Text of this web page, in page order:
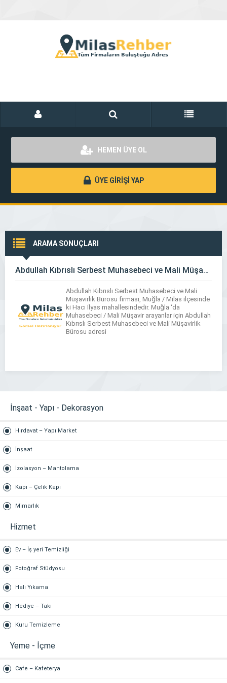
HEMEN ÜYE OL
ÜYE GİRİŞİ YAP
ARAMA SONUÇLARI
Abdullah Kıbrıslı Serbest Muhasebeci ve Mali Müşavirlik Bürosu
Abdullah Kıbrıslı Serbest Muhasebeci ve Mali
Müşavirlik Bürosu firması, Muğla / Milas ilçesinde
ki Hacı İlyas mahallesindedir. Muğla ‘da
Muhasebeci / Mali Müşavir arayanlar için Abdullah
Kıbrıslı Serbest Muhasebeci ve Mali Müşavirlik
Bürosu adresi
İnşaat - Yapı - Dekorasyon
Hırdavat – Yapı Market
İnşaat
İzolasyon – Mantolama
Kapı – Çelik Kapı
Mimarlık
Hizmet
Ev – İş yeri Temizliği
Fotoğraf Stüdyosu
Halı Yıkama
Hediye – Takı
Kuru Temizleme
Yeme - İçme
Cafe – Kafeterya